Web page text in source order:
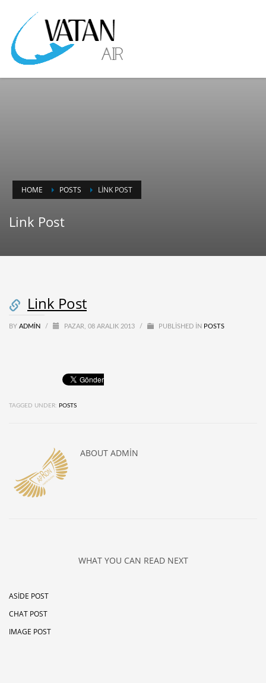
HOME POSTS LINK POST
Link Post
Link Post
BY ADMIN / PAZAR, 08 ARALIK 2013 / PUBLISHED IN POSTS
TAGGED UNDER: POSTS
ABOUT ADMIN
WHAT YOU CAN READ NEXT
ASIDE POST
CHAT POST
IMAGE POST